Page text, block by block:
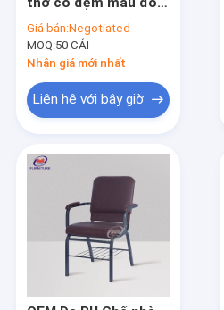
sắt bỏ túi sau
Giá bán:Negotiated
MOQ:50 CÁI
Nhận giá mới nhất
Liên hệ với bây giờ